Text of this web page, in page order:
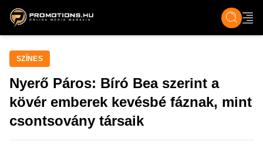
ZENE, FILM & KULT ÉLET TECH &
SZÍNES
Nyerő Páros: Bíró Bea szerint a
kövér emberek kevésbé fáznak, mint
csontsovány társaik